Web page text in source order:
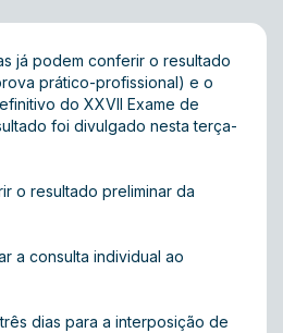
já podem conferir o resultado
prático-profissional) e o
do XXVII Exame de
foi divulgado nesta terça-
o resultado preliminar da
a consulta individual ao
dias para a interposição de